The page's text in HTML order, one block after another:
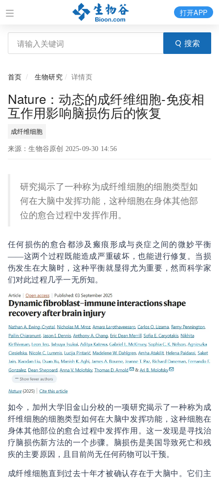
搜索
打开APP
首页 生物研究 详情页
Nature：动态的成纤维细胞-免疫相
互作用影响脑损伤后的恢复
成纤维细胞
来源：生物谷原创 2025-09-30 14:56
研究揭示了一种称为成纤维细胞的细胞类型如
何在大脑中发挥功能，这种细胞在身体其他部
位的愈合过程中发挥作用。
任何损伤的愈合都涉及瘢痕形成与炎症之间的微妙平衡
——这两个过程既能造成严重破坏，也能进行修复。当损
伤发生在大脑时，这种平衡就显得尤为重要，然而科学家
们对此过程几乎一无所知。
如今，加州大学旧金山分校的一项研究揭示了一种称为成
纤维细胞的细胞类型如何在大脑中发挥功能，这种细胞在
身体其他部位的愈合过程中发挥作用。这一发现是寻找治
疗脑损伤新方法的一个步骤。脑损伤是美国导致死亡和残
疾的主要原因，且目前尚无任何药物可以干预。
成纤维细胞直到过去十年才被确认存在于大脑中。它们主